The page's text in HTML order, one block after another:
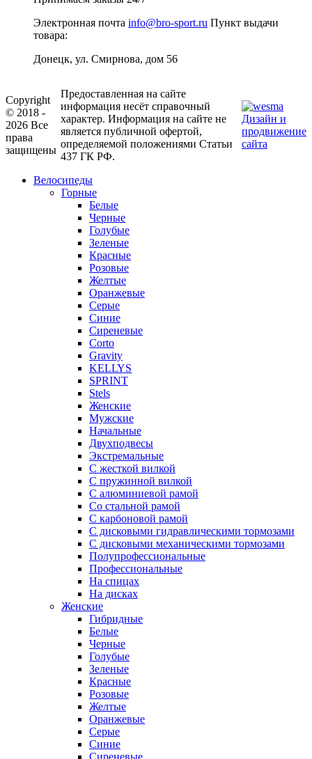
Электронная почта info@bro-sport.ru Пункт выдачи
товара:
Донецк, ул. Смирнова, дом 56
Copyright
© 2018 -
2026 Все
права
защищены
Предоставленная на сайте
информация несёт справочный
характер. Информация на сайте не
является публичной офертой,
определяемой положениями Статьи
437 ГК РФ.
Дизайн и
продвижение
сайта
Велосипеды
Горные
Белые
Черные
Голубые
Зеленые
Красные
Розовые
Желтые
Оранжевые
Серые
Синие
Сиреневые
Corto
Gravity
KELLYS
SPRINT
Stels
Женские
Мужские
Начальные
Двухподвесы
Экстремальные
С жесткой вилкой
С пружинной вилкой
С алюминиевой рамой
Со стальной рамой
С карбоновой рамой
С дисковыми гидравлическими тормозами
С дисковыми механическими тормозами
Полупрофессиональные
Профессиональные
На спицах
На дисках
Женские
Гибридные
Белые
Черные
Голубые
Зеленые
Красные
Розовые
Желтые
Оранжевые
Серые
Синие
Сиреневые